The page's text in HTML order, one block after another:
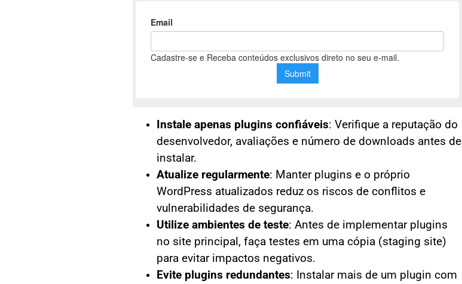
Instale apenas plugins confiáveis:Verifique a reputação do
desenvolvedor, avaliações e número de downloads antes de
instalar.
Atualize regularmente: Manter plugins e o próprio
WordPress atualizados reduz os riscos de conflitos e
vulnerabilidades de segurança.
Utilize ambientes de teste: Antes de implementar plugins
no site principal, faça testes em uma cópia (staging site)
para evitar impactos negativos.
Evite plugins redundantes: Instalar mais de um plugin com